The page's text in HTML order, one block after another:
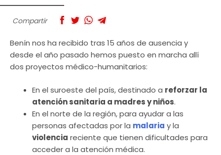
Compartir
Benín nos ha recibido tras 15 años de ausencia y
desde el año pasado hemos puesto en marcha allí
dos proyectos médico-humanitarios:
En el suroeste del país, destinado a reforzar la
atención sanitaria a madres y niños.
En el norte de la región, para ayudar a las
personas afectadas por la malaria y la
violencia reciente que tienen dificultades para
acceder a la atención médica.